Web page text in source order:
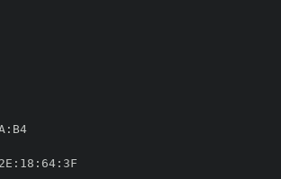
:
B4
2E : 18 : 64: